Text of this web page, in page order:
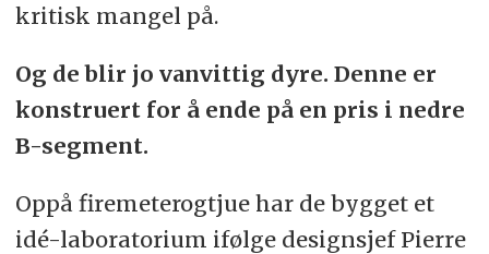
kritisk mangel på.
Og de blir jo vanvittig dyre. Denne er
konstruert for å ende på en pris i nedre
B-segment.
Oppå firemeterogtjue har de bygget et
idé-laboratorium ifølge designsjef Pierre